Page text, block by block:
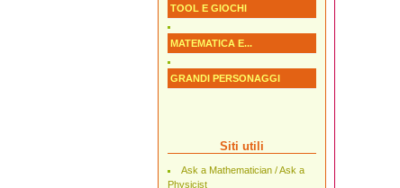
TOOL E GIOCHI
MATEMATICA E...
GRANDI PERSONAGGI
Siti utili
Ask a Mathematician / Ask a
Physicist